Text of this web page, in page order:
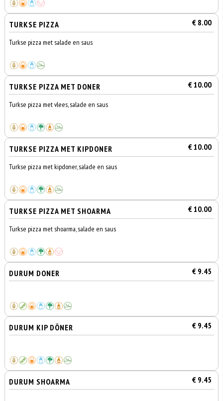
TURKSE PIZZA € 8.00
Turkse pizza met salade en saus
TURKSE PIZZA MET DONER € 10.00
Turkse pizza met vlees, salade en saus
TURKSE PIZZA MET KIPDONER € 10.00
Turkse pizza met kipdoner, salade en saus
TURKSE PIZZA MET SHOARMA € 10.00
Turkse pizza met shoarma, salade en saus
DURUM DONER € 9.45
DURUM KIP DÖNER € 9.45
DURUM SHOARMA € 9.45